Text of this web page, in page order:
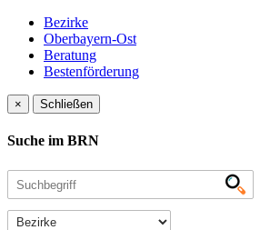
Bezirke
Oberbayern-Ost
Beratung
Bestenförderung
× Schließen
Suche im BRN